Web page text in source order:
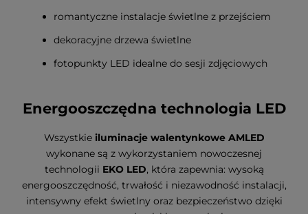
romantyczne instalacje świetlne z przejściem
dekoracyjne drzewa świetlne
fotopunkty LED idealne do sesji zdjęciowych
Energooszczędna technologia LED
Wszystkie iluminacje walentynkowe AMLED
wykonane są z wykorzystaniem nowoczesnej
technologii EKO LED, która zapewnia: wysoką
energooszczędność, trwałość i niezawodność instalacji,
intensywny efekt świetlny oraz bezpieczeństwo dzięki